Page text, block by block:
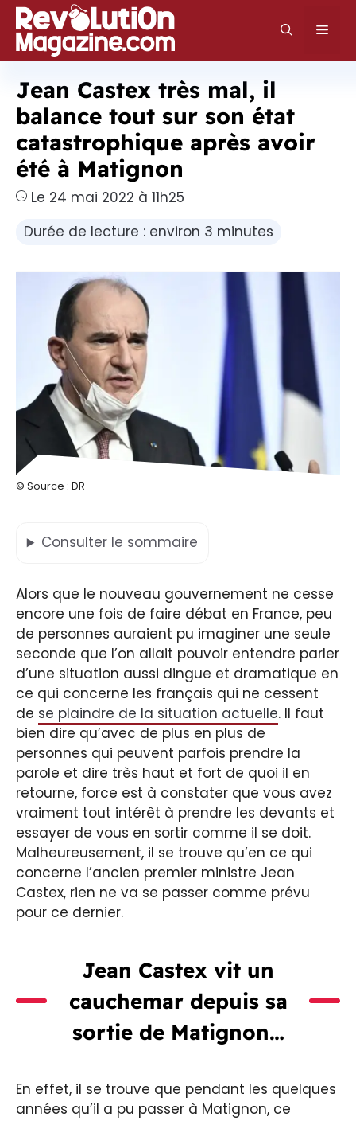
Aller
au
contenu
Jean Castex très mal, il
balance tout sur son état
catastrophique après avoir
été à Matignon
Le 24 mai 2022 à 11h25
Durée de lecture : environ 3 minutes
© Source : DR
Consulter le sommaire
Alors que le nouveau gouvernement ne cesse
encore une fois de faire débat en France, peu
de personnes auraient pu imaginer une seule
seconde que l’on allait pouvoir entendre parler
d’une situation aussi dingue et dramatique en
ce qui concerne les français qui ne cessent
de se plaindre de la situation actuelle. Il faut
bien dire qu’avec de plus en plus de
personnes qui peuvent parfois prendre la
parole et dire très haut et fort de quoi il en
retourne, force est à constater que vous avez
vraiment tout intérêt à prendre les devants et
essayer de vous en sortir comme il se doit.
Malheureusement, il se trouve qu’en ce qui
concerne l’ancien premier ministre Jean
Castex, rien ne va se passer comme prévu
pour ce dernier.
Jean Castex vit un
cauchemar depuis sa
sortie de Matignon…
En effet, il se trouve que pendant les quelques
années qu’il a pu passer à Matignon, ce